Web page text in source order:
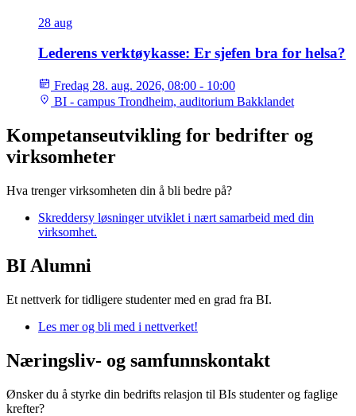
28 aug
Lederens verktøykasse: Er sjefen bra for helsa?
Fredag 28. aug. 2026, 08:00 - 10:00
BI - campus Trondheim, auditorium Bakklandet
Kompetanseutvikling for bedrifter og
virksomheter
Hva trenger virksomheten din å bli bedre på?
Skreddersy løsninger utviklet i nært samarbeid med din
virksomhet.
BI Alumni
Et nettverk for tidligere studenter med en grad fra BI.
Les mer og bli med i nettverket!
Næringsliv- og samfunnskontakt
Ønsker du å styrke din bedrifts relasjon til BIs studenter og faglige
krefter?